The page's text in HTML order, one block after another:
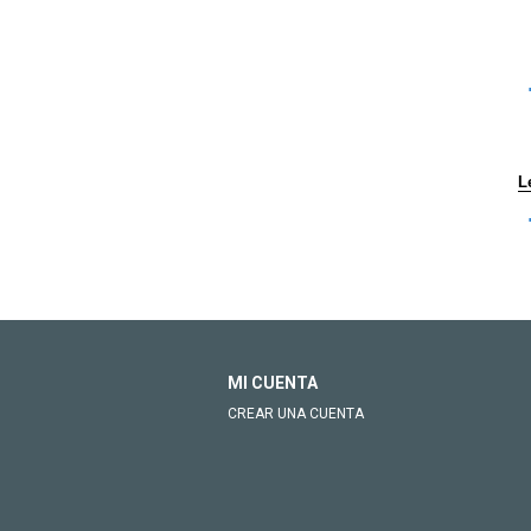
MI CUENTA
CREAR UNA CUENTA